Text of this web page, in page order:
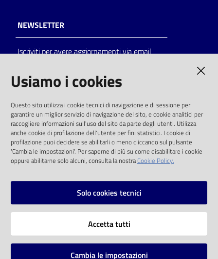
NEWSLETTER
Iscriviti per avere aggiornamenti via email
solo alle condizioni previste dalla direttiva
comunitaria 2003/98/CE e dal d.lgs. 36/2006
SOCIAL
Instagram
Vai alla pagina
Usiamo i cookies
Questo sito utilizza i cookie tecnici di navigazione e di sessione per
garantire un miglior servizio di navigazione del sito, e cookie analitici per
raccogliere informazioni sull'uso del sito da parte degli utenti. Utilizza
anche cookie di profilazione dell'utente per fini statistici. I cookie di
profilazione puoi decidere se abilitarli o meno cliccando sul pulsante
'Cambia le impostazioni'. Per saperne di più su come disabilitare i cookie
oppure abilitarne solo alcuni, consulta la nostraCookie Policy.
Solo cookies tecnici
Accetta tutti
Cambia le impostazioni